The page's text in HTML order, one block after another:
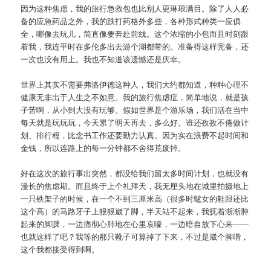
因为这种焦虑，我的旅行急救包也比别人更琳琅满目。除了人人必
备的应急药品之外，我的跌打药格外多些，各种形式种类一应俱
全，哪像去玩儿，简直像要奔赴前线。这个浓缩的小包而且时刻跟
着我，我连平时在多伦多出去游个湖都带的。准备得这样完备，还
一次也没有用上。我也不知道该遗憾还是庆幸。
世界上其实不需要弗洛伊德这种人，我们大约都知道，种种心理不
健康无非出于人生之不如意。我的旅行焦虑症，简单地说，就是孩
子苦啊，从小到大没有玩够。假如世界是个游乐场，我们活在当中
每天就是玩玩玩，今天累了明天再去，多么好。谁还孜孜不倦做计
划、排行程，比念书工作还要勤力认真。因为实在浪费不起时间和
金钱，所以连路上的每一分钟都不舍得荒废掉。
好在这次的旅行事出突然，都没给我们留太多时间计划，也就没有
漫长的焦虑期。而且终于上个礼拜天，我无厘头地在城里拍摄地上
一只铁架子的时候，在一个不到三厘米高（很多时髦女的鞋跟还比
这个高）的马路牙子上狠狠崴了脚，半天站不起来，我抚着渐渐肿
起来的脚踝，一边痛彻心肺地在心里哀嚎，一边暗自放下心来——
也就这样了吧？我等的那只靴子可算掉了下来，不过是崴个脚喈，
这个我都接受得到啊。